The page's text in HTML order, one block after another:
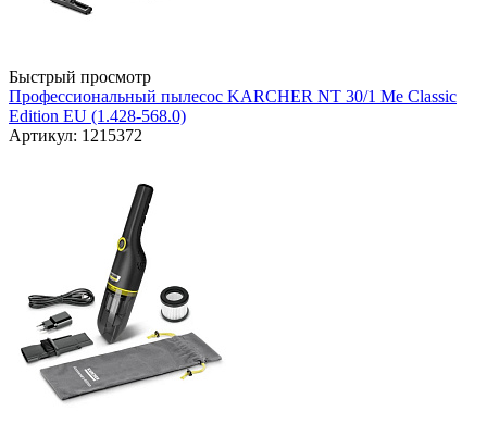
Быстрый просмотр
Профессиональный пылесос KARCHER NT 30/1 Me Classic
Edition EU (1.428-568.0)
Артикул: 1215372